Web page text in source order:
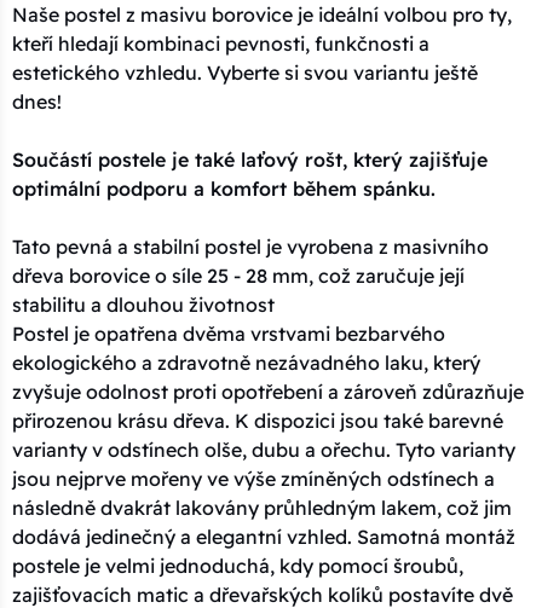
Naše postel z masivu borovice je ideální volbou pro ty,
kteří hledají kombinaci pevnosti, funkčnosti a
estetického vzhledu. Vyberte si svou variantu ještě
dnes!
Součástí postele je také laťový rošt, který zajišťuje
optimální podporu a komfort během spánku.
Tato pevná a stabilní postel je vyrobena z masivního
dřeva borovice o síle 25 - 28 mm, což zaručuje její
stabilitu a dlouhou životnost
Postel je opatřena dvěma vrstvami bezbarvého
ekologického a zdravotně nezávadného laku, který
zvyšuje odolnost proti opotřebení a zároveň zdůrazňuje
přirozenou krásu dřeva. K dispozici jsou také barevné
varianty v odstínech olše, dubu a ořechu. Tyto varianty
jsou nejprve mořeny ve výše zmíněných odstínech a
následně dvakrát lakovány průhledným lakem, což jim
dodává jedinečný a elegantní vzhled. Samotná montáž
postele je velmi jednoduchá, kdy pomocí šroubů,
zajišťovacích matic a dřevařských kolíků postavíte dvě